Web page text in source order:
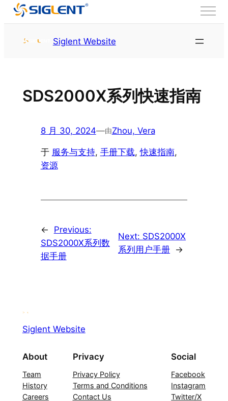
首页 服务与支持
Siglent Website
SDS2000X系列快速指南
8 月 30, 2024—由Zhou, Vera
于 服务与支持, 手册下载, 快速指南
资源
←
Previous:
SDS2000X系列数
据手册
Next: SDS2000X
系列用户手册 →
Siglent Website
About
Team
History
Careers
Privacy
Privacy Policy
Terms and Conditions
Contact Us
Social
Facebook
Instagram
Twitter/X